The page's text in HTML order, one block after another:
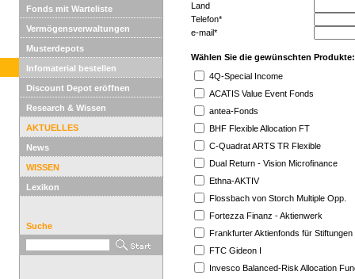
Fonds mit Warteliste
Vermögensverwaltungen
Musterdepots
Infomaterial bestellen
Discount Depot eröffnen
Research & Wissen
AKTUELLES
News
WISSEN
Lexikon
Suche
Land
Telefon*
e-mail*
Wählen Sie die gewünschten Produkte:
4Q-Special Income
ACATIS Value Event Fonds
antea-Fonds
BHF Flexible Allocation FT
C-Quadrat ARTS TR Flexible
Dual Return - Vision Microfinance
Ethna-AKTIV
Flossbach von Storch Multiple Opp.
Fortezza Finanz - Aktienwerk
Frankfurter Aktienfonds für Stiftungen
FTC Gideon I
Invesco Balanced-Risk Allocation